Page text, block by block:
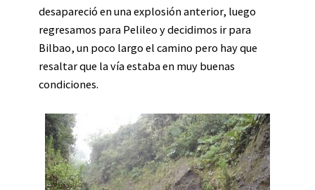
desapareció en una explosión anterior, luego
regresamos para Pelileo y decidimos ir para
Bilbao, un poco largo el camino pero hay que
resaltar que la vía estaba en muy buenas
condiciones.